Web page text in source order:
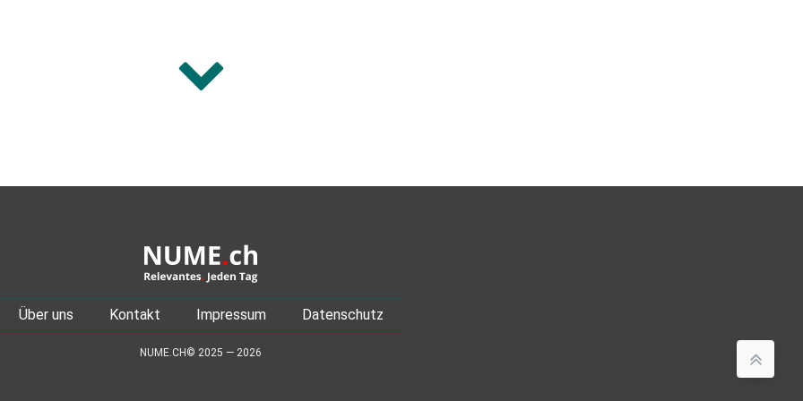
Über uns Kontakt Impressum Datenschutz
NUME.CH© 2025 — 2026